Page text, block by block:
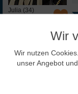
Julia (34)
Wir
Wir nutzen
unser Angebot